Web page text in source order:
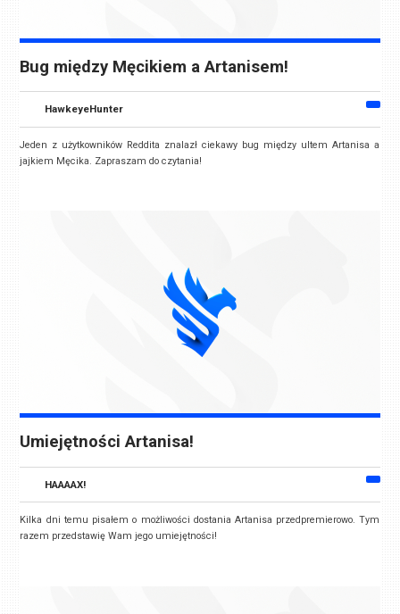
Bug między Męcikiem a Artanisem!
HawkeyeHunter
Jeden z użytkowników Reddita znalazł ciekawy bug między ultem Artanisa a
jajkiem Męcika. Zapraszam do czytania!
Umiejętności Artanisa!
HAAAAX!
Kilka dni temu pisałem o możliwości dostania Artanisa przedpremierowo. Tym
razem przedstawię Wam jego umiejętności!